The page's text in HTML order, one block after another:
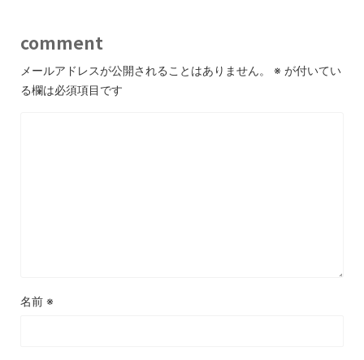
comment
メールアドレスが公開されることはありません。 ※ が付いてい
る欄は必須項目です
名前 ※